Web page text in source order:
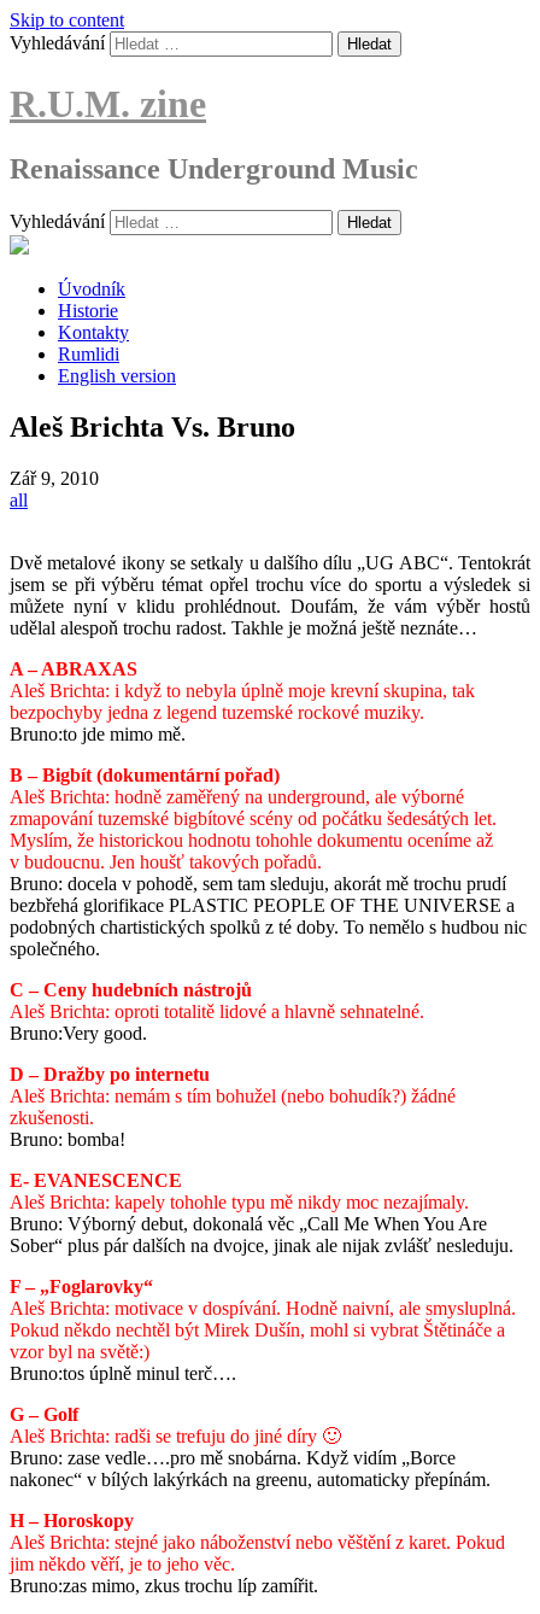
Skip to content
Vyhledávání
R.U.M. zine
Renaissance Underground Music
Vyhledávání
Úvodník
Historie
Kontakty
Rumlidi
English version
Aleš Brichta Vs. Bruno
Zář 9, 2010
all
Dvě metalové ikony se setkaly u dalšího dílu „UG ABC“. Tentokrát
jsem se při výběru témat opřel trochu více do sportu a výsledek si
můžete nyní v klidu prohlédnout. Doufám, že vám výběr hostů
udělal alespoň trochu radost. Takhle je možná ještě neznáte…
A – ABRAXAS
Aleš Brichta: i když to nebyla úplně moje krevní skupina, tak
bezpochyby jedna z legend tuzemské rockové muziky.
Bruno:to jde mimo mě.
B – Bigbít (dokumentární pořad)
Aleš Brichta: hodně zaměřený na underground, ale výborné
zmapování tuzemské bigbítové scény od počátku šedesátých let.
Myslím, že historickou hodnotu tohohle dokumentu oceníme až
v budoucnu. Jen houšť takových pořadů.
Bruno: docela v pohodě, sem tam sleduju, akorát mě trochu prudí
bezbřehá glorifikace PLASTIC PEOPLE OF THE UNIVERSE a
podobných chartistických spolků z té doby. To nemělo s hudbou nic
společného.
C – Ceny hudebních nástrojů
Aleš Brichta: oproti totalitě lidové a hlavně sehnatelné.
Bruno:Very good.
D – Dražby po internetu
Aleš Brichta: nemám s tím bohužel (nebo bohudík?) žádné
zkušenosti.
Bruno: bomba!
E- EVANESCENCE
Aleš Brichta: kapely tohohle typu mě nikdy moc nezajímaly.
Bruno: Výborný debut, dokonalá věc „Call Me When You Are
Sober“ plus pár dalších na dvojce, jinak ale nijak zvlášť nesleduju.
F – „Foglarovky“
Aleš Brichta: motivace v dospívání. Hodně naivní, ale smysluplná.
Pokud někdo nechtěl být Mirek Dušín, mohl si vybrat Štětináče a
vzor byl na světě:)
Bruno:tos úplně minul terč….
G – Golf
Aleš Brichta: radši se trefuju do jiné díry 🙂
Bruno: zase vedle….pro mě snobárna. Když vidím „Borce
nakonec“ v bílých lakýrkách na greenu, automaticky přepínám.
H – Horoskopy
Aleš Brichta: stejné jako náboženství nebo věštění z karet. Pokud
jim někdo věří, je to jeho věc.
Bruno:zas mimo, zkus trochu líp zamířit.